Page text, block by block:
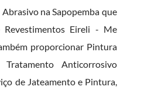
na Sapopemba que
Revestimentos Eireli - Me
proporcionar Pintura
Anticorrosivo
de Jateamento e Pintura,